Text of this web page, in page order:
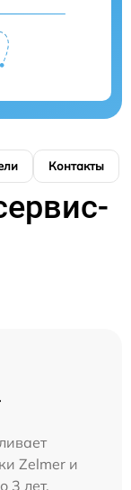
Контакты
Zelmer и
3 лет.